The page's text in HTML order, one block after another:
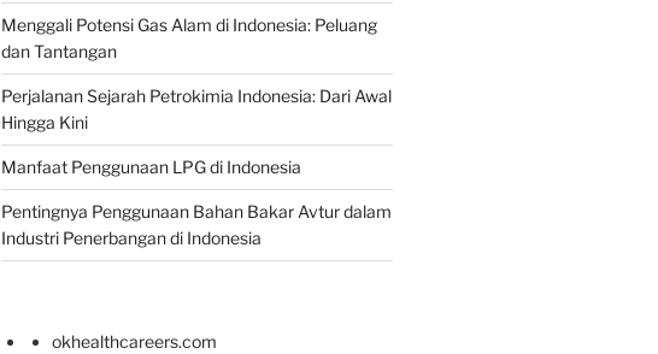
Menggali Potensi Gas Alam di Indonesia: Peluang
dan Tantangan
Perjalanan Sejarah Petrokimia Indonesia: Dari Awal
Hingga Kini
Manfaat Penggunaan LPG di Indonesia
Pentingnya Penggunaan Bahan Bakar Avtur dalam
Industri Penerbangan di Indonesia
okhealthcareers.com